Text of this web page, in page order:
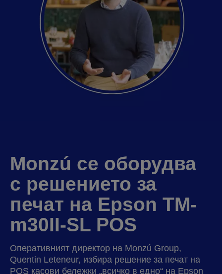
Monzú се оборудва
с решението за
печат на Epson TM-
m30II-SL POS
Оперативният директор на Monzú Group,
Quentin Leteneur, избира решение за печат на
POS касови бележки „всичко в едно“ на Epson